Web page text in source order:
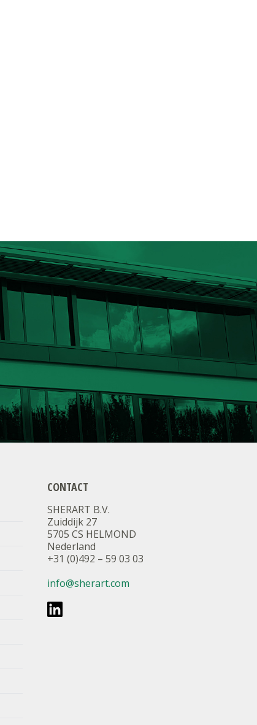
CONTACT
SHERART B.V.
Zuiddijk 27
5705 CS HELMOND
Nederland
+31 (0)492 – 59 03 03
info@sherart.com